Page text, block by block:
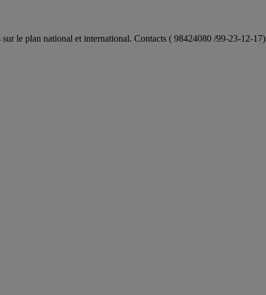
le plan national et international. Contacts ( 98424080 /99-23-12-17)